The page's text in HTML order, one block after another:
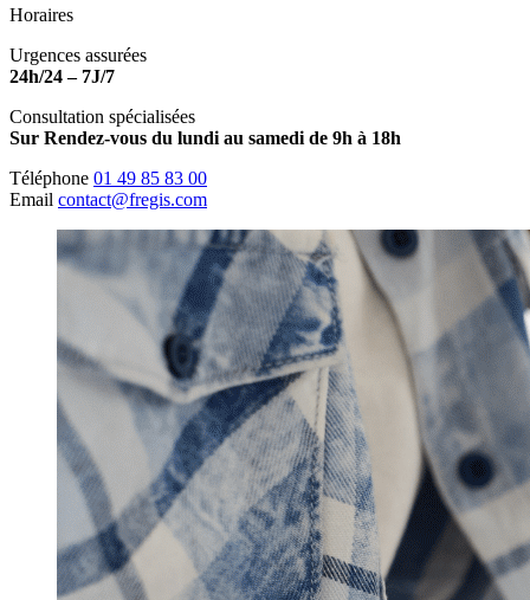
Horaires
Urgences assurées
24h/24 – 7J/7
Consultation spécialisées
Sur Rendez-vous du lundi au samedi de 9h à 18h
Téléphone 01 49 85 83 00
Email contact@fregis.com